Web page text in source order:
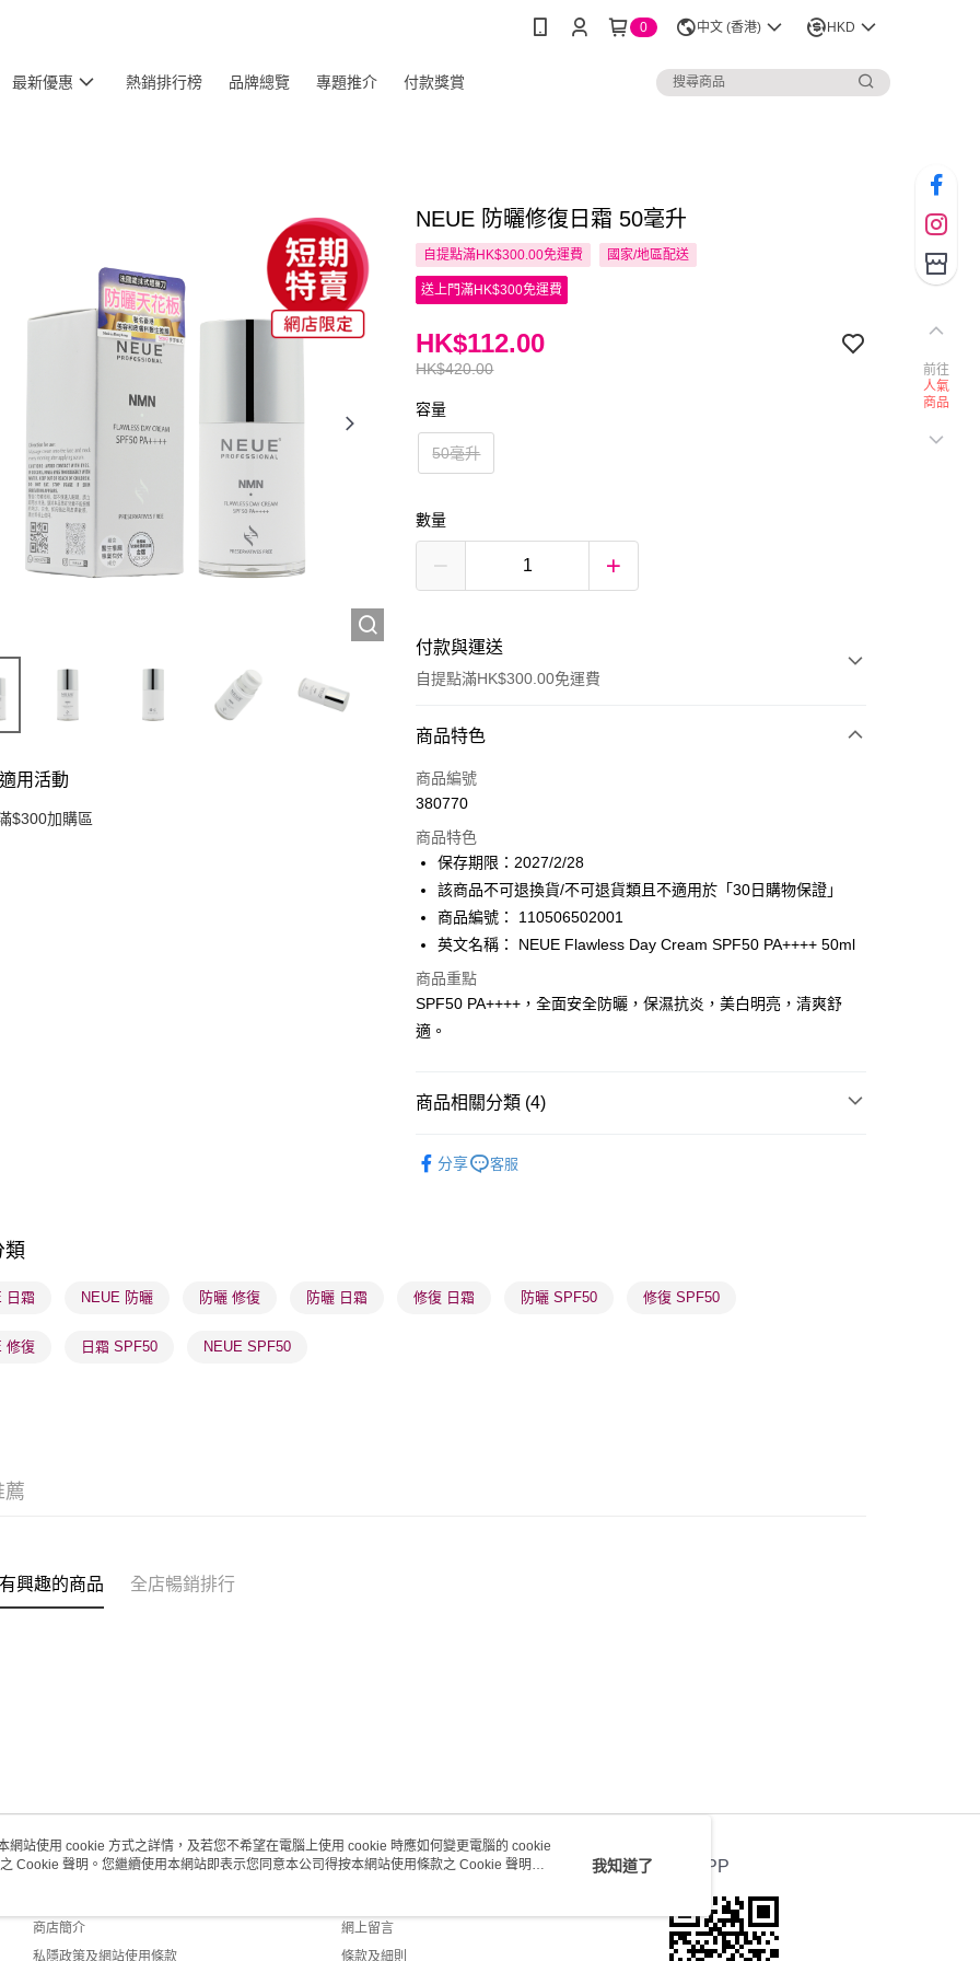
0 中文 (香港) HKD
最新優惠 熱銷排行榜 品牌總覽 專題推介 付款獎賞
用活動
$300加購區
NEUE 防曬修復日霜 50毫升
自提點滿HK$300.00免運費 國家/地區配送
送上門滿HK$300免運費
HK$420.00
HK$112.00
容量
50毫升
數量
付款與運送
自提點滿HK$300.00免運費
付款方式
信用卡
AlipayHK
PayMe
WeChat Pay
BoC Pay
順豐站及營業點 - 確認發貨後1-3個工作天送達
每筆HK$65.00，滿HK$300.00或以上免運費
商品特色
商品編號
380770
商品特色
保存期限：2027/2/28
該商品不可退換貨/不可退貨類且不適用於「30日購物保證」
商品編號： 110506502001
英文名稱： NEUE Flawless Day Cream SPF50 PA++++ 50ml
商品重點
SPF50 PA++++，全面安全防曬，保濕抗炎，美白明亮，清爽舒
適。
商品相關分類 (4)
分享 客服
類
日霜 NEUE 防曬 防曬 修復 防曬 日霜 修復 日霜 防曬 SPF50 修復 SPF50
修復 日霜 SPF50 NEUE SPF50
薦
興趣的商品 全店暢銷排行
關於我們
商店簡介
私隱政策及網站使用條款
客戶服務
網上留言
條款及細則
官方APP
前往
人氣
商品
網站使用 cookie 方式之詳情，及若您不希望在電腦上使用 cookie 時應如何變更電腦的 cookie
之 Cookie 聲明。您繼續使用本網站即表示您同意本公司得按本網站使用條款之 Cookie 聲明使
我知道了